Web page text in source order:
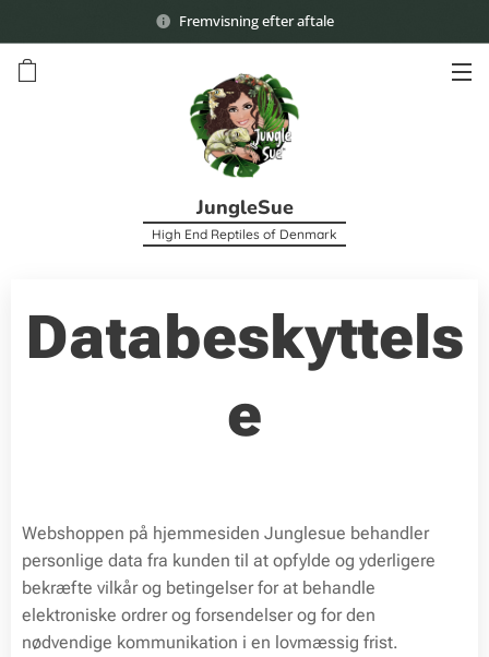
Fremvisning efter aftale
JungleSue
High End Reptiles of Denmark
Databeskyttels
e
Webshoppen på hjemmesiden Junglesue behandler
personlige data fra kunden til at opfylde og yderligere
bekræfte vilkår og betingelser for at behandle
elektroniske ordrer og forsendelser og for den
nødvendige kommunikation i en lovmæssig frist.